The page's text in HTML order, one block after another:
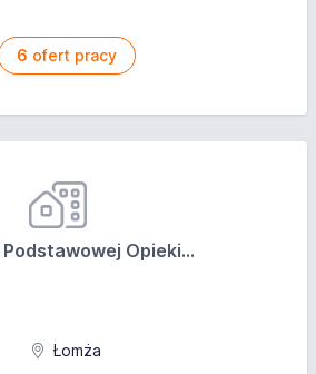
Wykształcenie średnie
bardzo dobra obsługa MS Office
6 ofert pracy
Podstawowej Opieki...
Łomża